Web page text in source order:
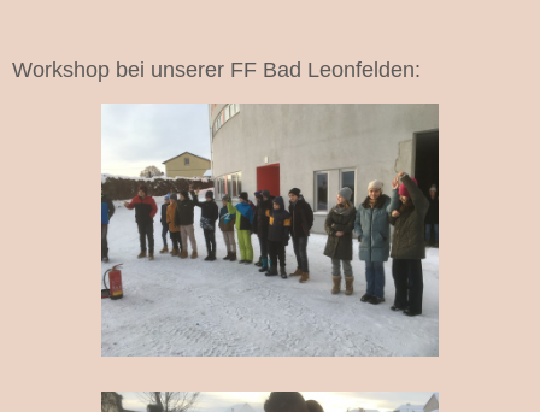
Workshop bei unserer FF Bad Leonfelden: